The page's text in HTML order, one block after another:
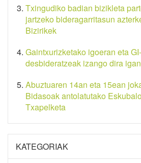
Txingudiko badian bizikleta
jartzeko bideragarritasun
Bizirikek
Gaintxurizketako igoeran eta
desbideratzeak izango dira
Abuztuaren 14an eta 15ean
Bidasoak antolatutako
Txapelketa
KATEGORIAK